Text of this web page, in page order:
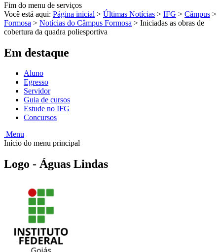
Fim do menu de serviços
Você está aqui: Página inicial > Últimas Notícias > IFG > Câmpus >
Formosa > Notícias do Câmpus Formosa > Iniciadas as obras de
cobertura da quadra poliesportiva
Em destaque
Aluno
Egresso
Servidor
Guia de cursos
Estude no IFG
Concursos
Menu
Início do menu principal
Logo - Águas Lindas